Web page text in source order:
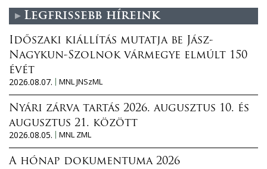
Legfrissebb híreink
Időszaki kiállítás mutatja be Jász-
Nagykun-Szolnok vármegye elmúlt 150
évét
2026.08.07.
MNL JNSzML
Nyári zárva tartás 2026. augusztus 10. és
augusztus 21. között
2026.08.05.
MNL ZML
A hónap dokumentuma 2026